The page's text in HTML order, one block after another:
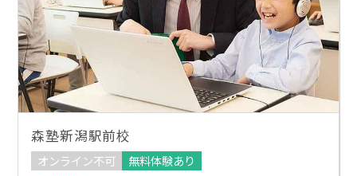
森塾新潟駅前校
オンライン不可
無料体験あり